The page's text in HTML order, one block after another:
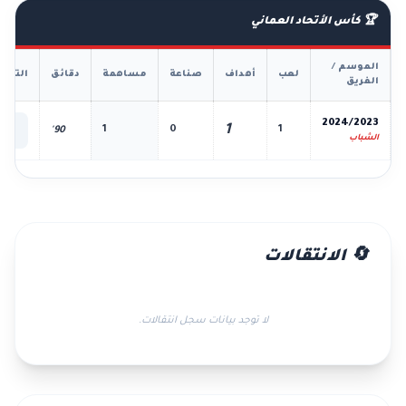
🏆 كأس الأتحاد العماني
الموسم /
الفريق
لعب أهداف صناعة مساهمة دقائق
2024/2023
الشباب
1
1
0
1
90'
🔄 الانتقالات
لا توجد بيانات سجل انتقالات.